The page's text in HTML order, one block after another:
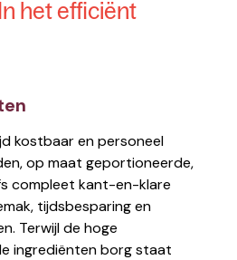
het efficiënt
kostbaar en personeel
op maat geportioneerde,
compleet kant-en-klare
tijdsbesparing en
Terwijl de hoge
ingrediënten borg staat